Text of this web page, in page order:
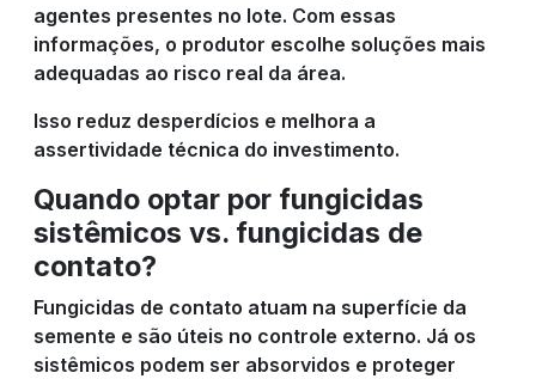
agentes presentes no lote. Com essas
informações, o produtor escolhe soluções mais
adequadas ao risco real da área.
Isso reduz desperdícios e melhora a
assertividade técnica do investimento.
Quando optar por fungicidas
sistêmicos vs. fungicidas de
contato?
Fungicidas de contato atuam na superfície da
semente e são úteis no controle externo. Já os
sistêmicos podem ser absorvidos e proteger